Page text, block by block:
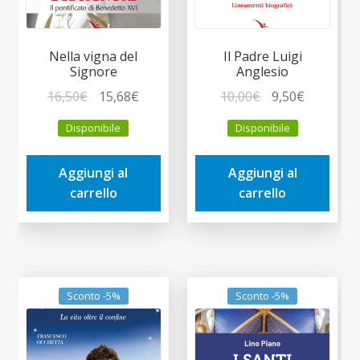
Nella vigna del
Signore
16,50€
prezzo
originale
era:
16,50€.
15,68€
è:
Disponibile
Aggiungi al
carrello
Il Padre Luigi
Anglesio
10,00€
prezzo
originale
era:
10,00€.
9,50€
è:
Disponibile
Aggiungi al
carrello
Sconto -5% Sconto -5%